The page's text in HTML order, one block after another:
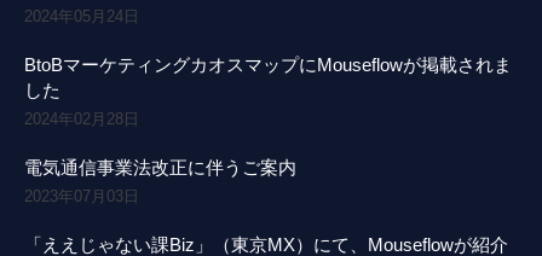
2024年05月24日
BtoBマーケティングカオスマップにMouseflowが掲載されま
した
2024年02月28日
電気通信事業法改正に伴うご案内
2023年07月03日
「ええじゃない課Biz」（東京MX）にて、Mouseflowが紹介